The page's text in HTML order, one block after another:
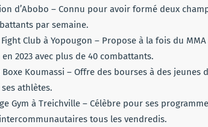
d’Abobo – Connu pour avoir formé deux
par semaine.
Club à Yopougon – Propose à la fois du
2023 avec plus de 40 combattants.
Boxe Koumassi – Offre des bourses à des
athlètes.
Gym à Treichville – Célèbre pour ses
tous les vendredis.